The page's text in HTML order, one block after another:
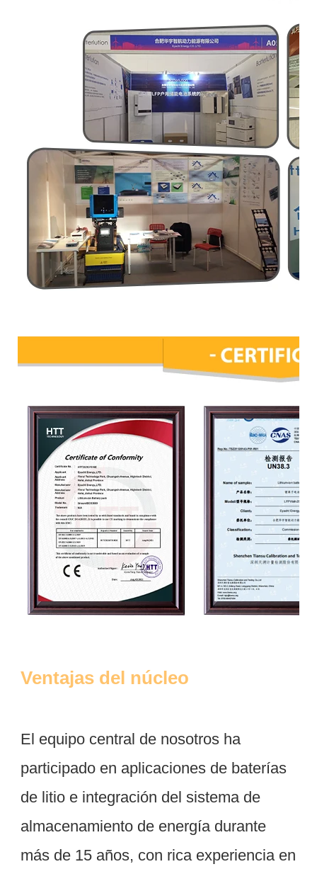
El equipo central de nosotros ha
participado en aplicaciones de baterías
de litio e integración del sistema de
almacenamiento de energía durante
más de 15 años, con rica experiencia en